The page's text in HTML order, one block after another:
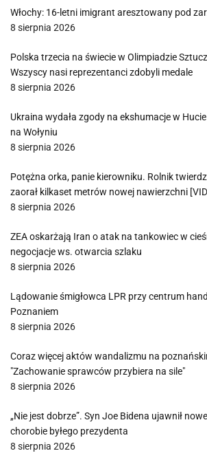
Włochy: 16-letni imigrant aresztowany pod
8 sierpnia 2026
Polska trzecia na świecie w Olimpiadzie
Wszyscy nasi reprezentanci zdobyli medale
8 sierpnia 2026
Ukraina wydała zgody na ekshumacje w Hucie
na Wołyniu
8 sierpnia 2026
Potężna orka, panie kierowniku. Rolnik
zaorał kilkaset metrów nowej nawierzchni
8 sierpnia 2026
ZEA oskarżają Iran o atak na tankowiec w
negocjacje ws. otwarcia szlaku
8 sierpnia 2026
Lądowanie śmigłowca LPR przy centrum
Poznaniem
8 sierpnia 2026
Coraz więcej aktów wandalizmu na
"Zachowanie sprawców przybiera na sile"
8 sierpnia 2026
„Nie jest dobrze”. Syn Joe Bidena ujawnił
chorobie byłego prezydenta
8 sierpnia 2026